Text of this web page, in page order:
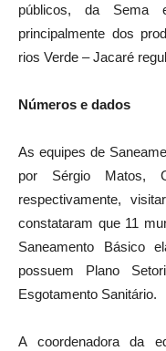
públicos, da Sema
principalmente dos
rios Verde – Jacaré
Números e dados
As equipes de
por Sérgio Matos,
respectivamente,
constataram que 11
Saneamento Básico
possuem Plano
Esgotamento Sanitário.
A coordenadora da